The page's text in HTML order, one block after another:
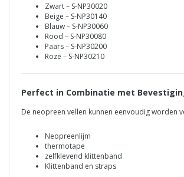
Zwart – S‑NP30020
Beige – S‑NP30140
Blauw – S‑NP30060
Rood – S‑NP30080
Paars – S‑NP30200
Roze – S‑NP30210
Perfect in Combinatie met
De neopreen vellen kunnen eenvoudig worden
Neopreenlijm
thermotape
zelfklevend klittenband
Klittenband en straps